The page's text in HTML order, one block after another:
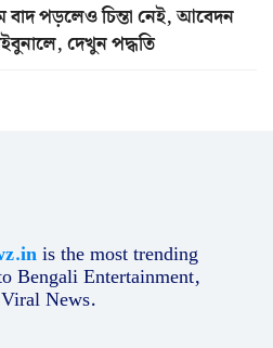
বাদ পড়লেও চিন্তা নেই, আবেদন
দেখুন পদ্ধতি
is the most trending
Bengali Entertainment,
News.